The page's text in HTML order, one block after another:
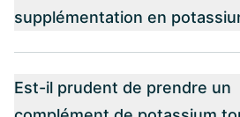
supplémentation en
Est-il prudent de prendre un